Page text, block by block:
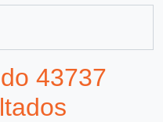
43737